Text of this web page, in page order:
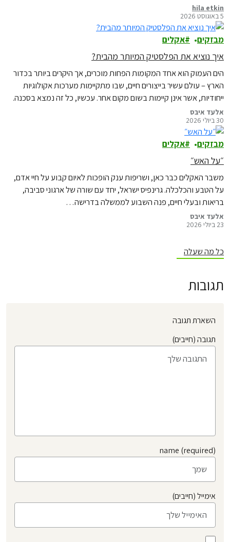
hila etkin
5 באוגוסט 2026
מבזקים אקלים
איך נוציא את הפלסטיק המיותר מהבית?
הים העמוק הוא אחד המקומות הפחות מוכרים, אך היקרים ביותר בכדור
הארץ – עולם עשיר בייצורים חיים, שבו מתקיימות מערכות אקולוגיות
ייחודיות, אשר אינן קיימות בשום מקום אחר. עכשיו, כל זה נמצא בסכנה.
אלעד איבס
30 ביולי 2026
מבזקים אקלים
״על האש״
משבר האקלים כבר כאן, ושריפות ענק הופכות לאיום קבוע על חיי אדם,
על הטבע והכלכלה. גרינפיס ישראל, יחד עם שורה של ארגוני סביבה,
בריאות ובעלי חיים, פנה השבוע לממשלה בדרישה…
אלעד איבס
23 ביולי 2026
כל מה שעלה
תגובות
השארת תגובה
תגובה (חייבים)
name (required)
אימייל (חייבים)